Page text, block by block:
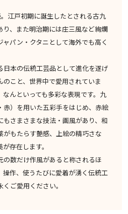
江戸初期に誕生したとされる古九
、また明治期には庄三風など絢爛
パン・クタニとして海外でも高く
日本の伝統工芸品として進化を遂げ
こと、世界中で愛用されていま
んといっても多彩な表現です。九
）を用いた五彩手をはじめ、赤絵
さまさまな技法・画風があり、和
がもたらす艶感、上絵の精巧さな
存在します。
の数だけ作風があると称されるほ
操作、使うたびに愛着が湧く伝統工
ご愛用ください。